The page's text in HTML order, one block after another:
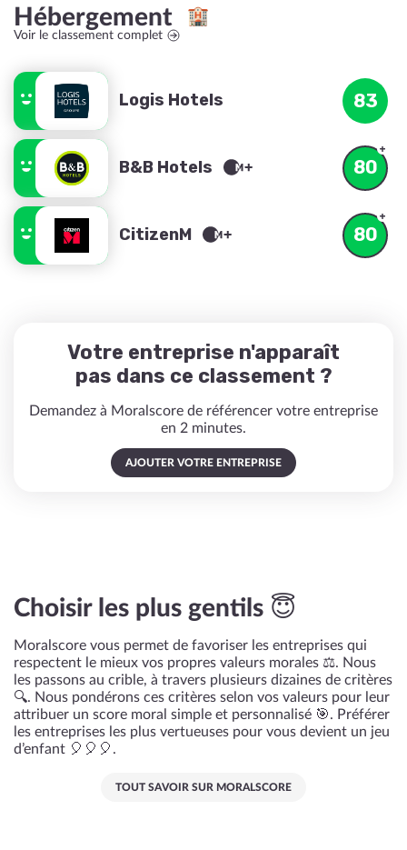
Hébergement
Voir le classement complet
Logis Hotels 83
B&B Hotels 80
CitizenM 80
Votre entreprise n'apparaît
pas dans ce classement ?
Demandez à Moralscore de référencer votre entreprise
en 2 minutes.
AJOUTER VOTRE ENTREPRISE
Choisir les plus gentils 😇
Moralscore vous permet de favoriser les entreprises qui
respectent le mieux vos propres valeurs morales ⚖️. Nous
les passons au crible, à travers plusieurs dizaines de critères
🔍. Nous pondérons ces critères selon vos valeurs pour leur
attribuer un score moral simple et personnalisé 🎯. Préférer
les entreprises les plus vertueuses pour vous devient un jeu
d’enfant 🎈🎈🎈.
TOUT SAVOIR SUR MORALSCORE